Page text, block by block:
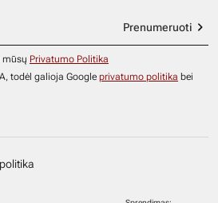
Prenumeruoti
mūsų Privatumo Politika
todėl galioja Google privatumo politika bei